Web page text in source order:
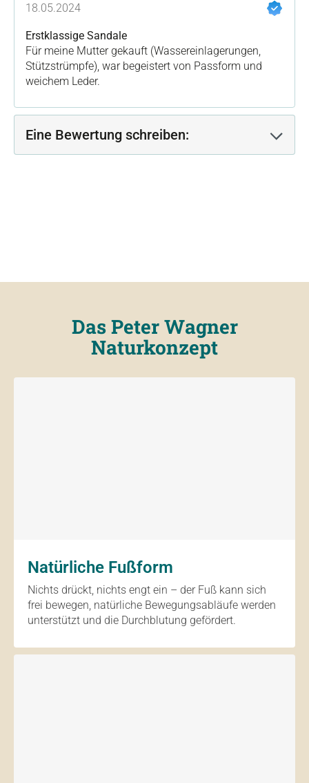
18.05.2024
Erstklassige Sandale
Für meine Mutter gekauft (Wassereinlagerungen,
Stützstrümpfe), war begeistert von Passform und
weichem Leder.
Eine Bewertung schreiben:
Das Peter Wagner
Naturkonzept
Natürliche Fußform
Nichts drückt, nichts engt ein – der Fuß kann sich
frei bewegen, natürliche Bewegungsabläufe werden
unterstützt und die Durchblutung gefördert.